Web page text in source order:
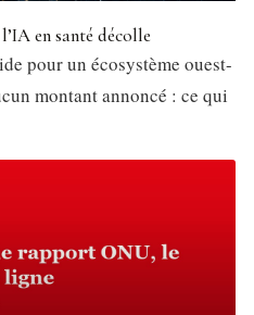
en santé décolle
pour un écosystème ouest-
montant annoncé : ce qui